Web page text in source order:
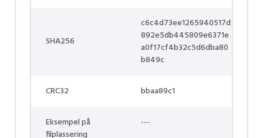
SHA256
c6c4d73ee1265940517d
892e5db445809e6371e
a0f17cf4b32c5d6dba80
b849c
CRC32 bbaa89c1
Eksempel på
filplassering
---